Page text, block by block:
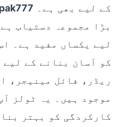
کے لیے بھی ہے۔
بڑا مجموعہ دستیاب
لیے یکساں مفید ہے۔
کو آسان بنانے کے
ریڈر، فائل مینیجر،
موجود ہیں۔ یہ ٹولز
کارکردگی کو بہتر